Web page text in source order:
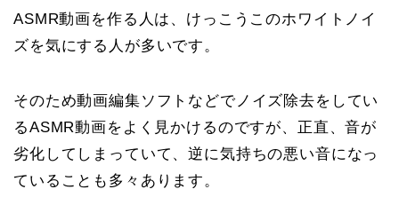
ASMR動画を作る人は、けっこうこのホワイトノイ
ズを気にする人が多いです。
そのため動画編集ソフトなどでノイズ除去をしてい
るASMR動画をよく見かけるのですが、正直、音が
劣化してしまっていて、逆に気持ちの悪い音になっ
ていることも多々あります。